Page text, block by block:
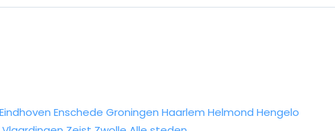
Eindhoven Enschede Groningen Haarlem Helmond Hengelo